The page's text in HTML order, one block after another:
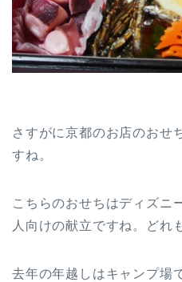
さすがに京都のお店のおせ
すね。
こちらのおせちはディズニ
人向けの献立ですね。どれ
去年の年越しはキャンプ場